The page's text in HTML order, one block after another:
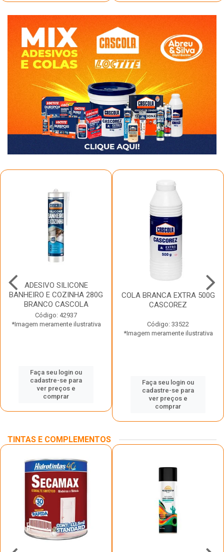
ADESIVO SILICONE
BANHEIRO E COZINHA 280G
BRANCO CASCOLA
Código: 42937
*Imagem meramente ilustrativa
Faça seu login ou
cadastre-se para
ver preços e
comprar
COLA BRANCA EXTRA 500G
CASCOREZ
Código: 33522
*Imagem meramente ilustrativa
Faça seu login ou
cadastre-se para
ver preços e
comprar
TINTAS E COMPLEMENTOS